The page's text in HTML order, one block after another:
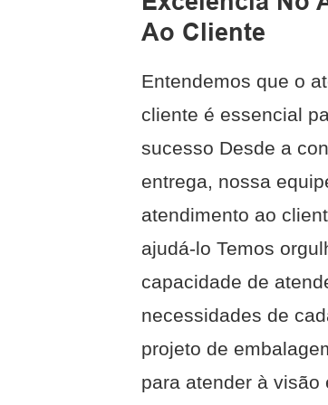
Ao Cliente
Entendemos que o
cliente é essencial
sucesso Desde a
entrega, nossa
atendimento ao
ajudá-lo Temos
capacidade de
necessidades de
projeto de
para atender à